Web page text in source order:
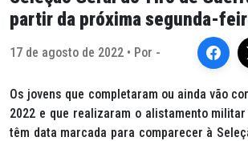
partir da próxima segunda-
17 de agosto de 2022 • Por -
Os jovens que completaram ou ainda vão
2022 e que realizaram o alistamento
têm data marcada para comparecer à